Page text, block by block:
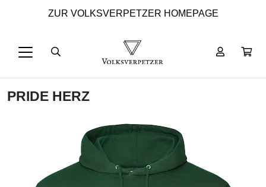
ZUR VOLKSVERPETZER HOMEPAGE
PRIDE HERZ